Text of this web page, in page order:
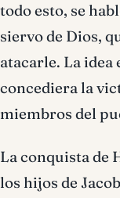
todo esto, se
siervo de Dios,
atacarle. La idea
concediera la
miembros del
La conquista de
los hijos de